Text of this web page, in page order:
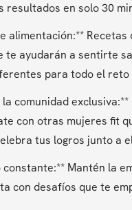
resultados en solo 30
alimentación:** Recetas
te ayudarán a sentirte
para todo el reto
comunidad exclusiva:**
con otras mujeres fit
tus logros junto a
Mantén la
con desafíos que te